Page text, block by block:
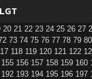
20 21 22 23 24 25 26 27
73 74 75 76 77 78 79
118 119 120 121 122
155 156 157 158 159 160
192 193 194 195 196 197